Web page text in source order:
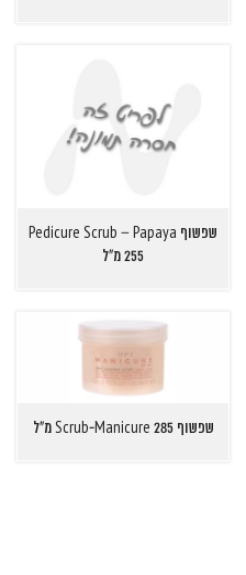
שפשוף Pedicure Scrub – Papaya
255 מ"ל
שפשוף Scrub-Manicure 285 מ"ל